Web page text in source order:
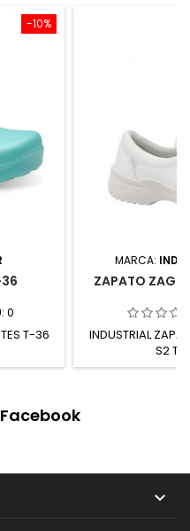
-10%
0
T-36
MARCA:
ZAPATO
INDUSTRIAL
S2 T-
